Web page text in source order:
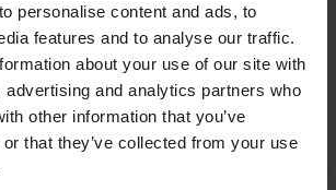
personalise content and ads, to
features and to analyse our traffic.
about your use of our site with
advertising and analytics partners who
other information that you’ve
that they’ve collected from your use
Returer
Ångerrätt
Reklamationer & Klagomål
om återvinning
Om 24mx.se
Försäkran om överensstämmelse